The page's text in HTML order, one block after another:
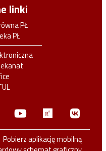
linki
PŁ
PŁ
Youtube
Pobierz aplikację mobilną